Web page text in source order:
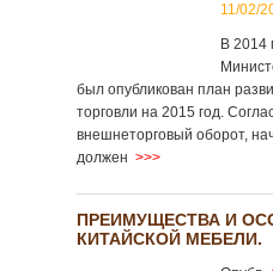
11/02/
В 2014
был опубликован план
торговли на 2015 год.
внешнеторговый оборот,
должен >>>
ПРЕИМУЩЕСТВА И
КИТАЙСКОЙ МЕБЕЛИ.